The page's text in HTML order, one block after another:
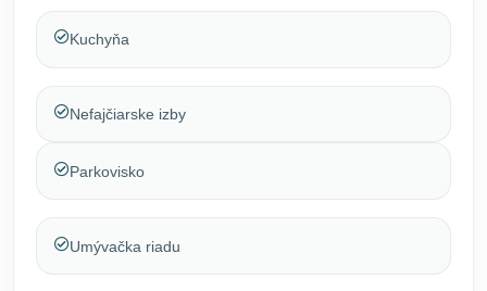
Kuchyňa
Nefajčiarske izby
Parkovisko
Umývačka riadu